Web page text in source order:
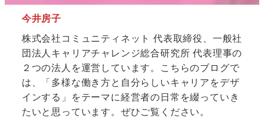
今井房子
株式会社コミュニティネット 代表取締役、一般社
団法人キャリアチャレンジ総合研究所 代表理事の
２つの法人を運営しています。こちらのブログで
は、「多様な働き方と自分らしいキャリアをデザ
インする」をテーマに経営者の日常を綴っていき
たいと思っています。ぜひご覧ください。